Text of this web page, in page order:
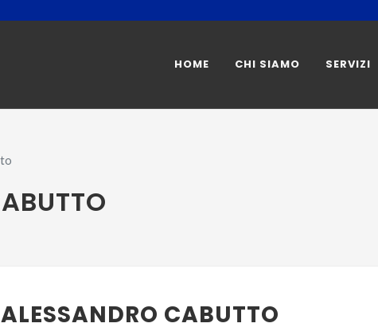
HOME CHI SIAMO SERVIZI
ALESSANDRO CABUTTO